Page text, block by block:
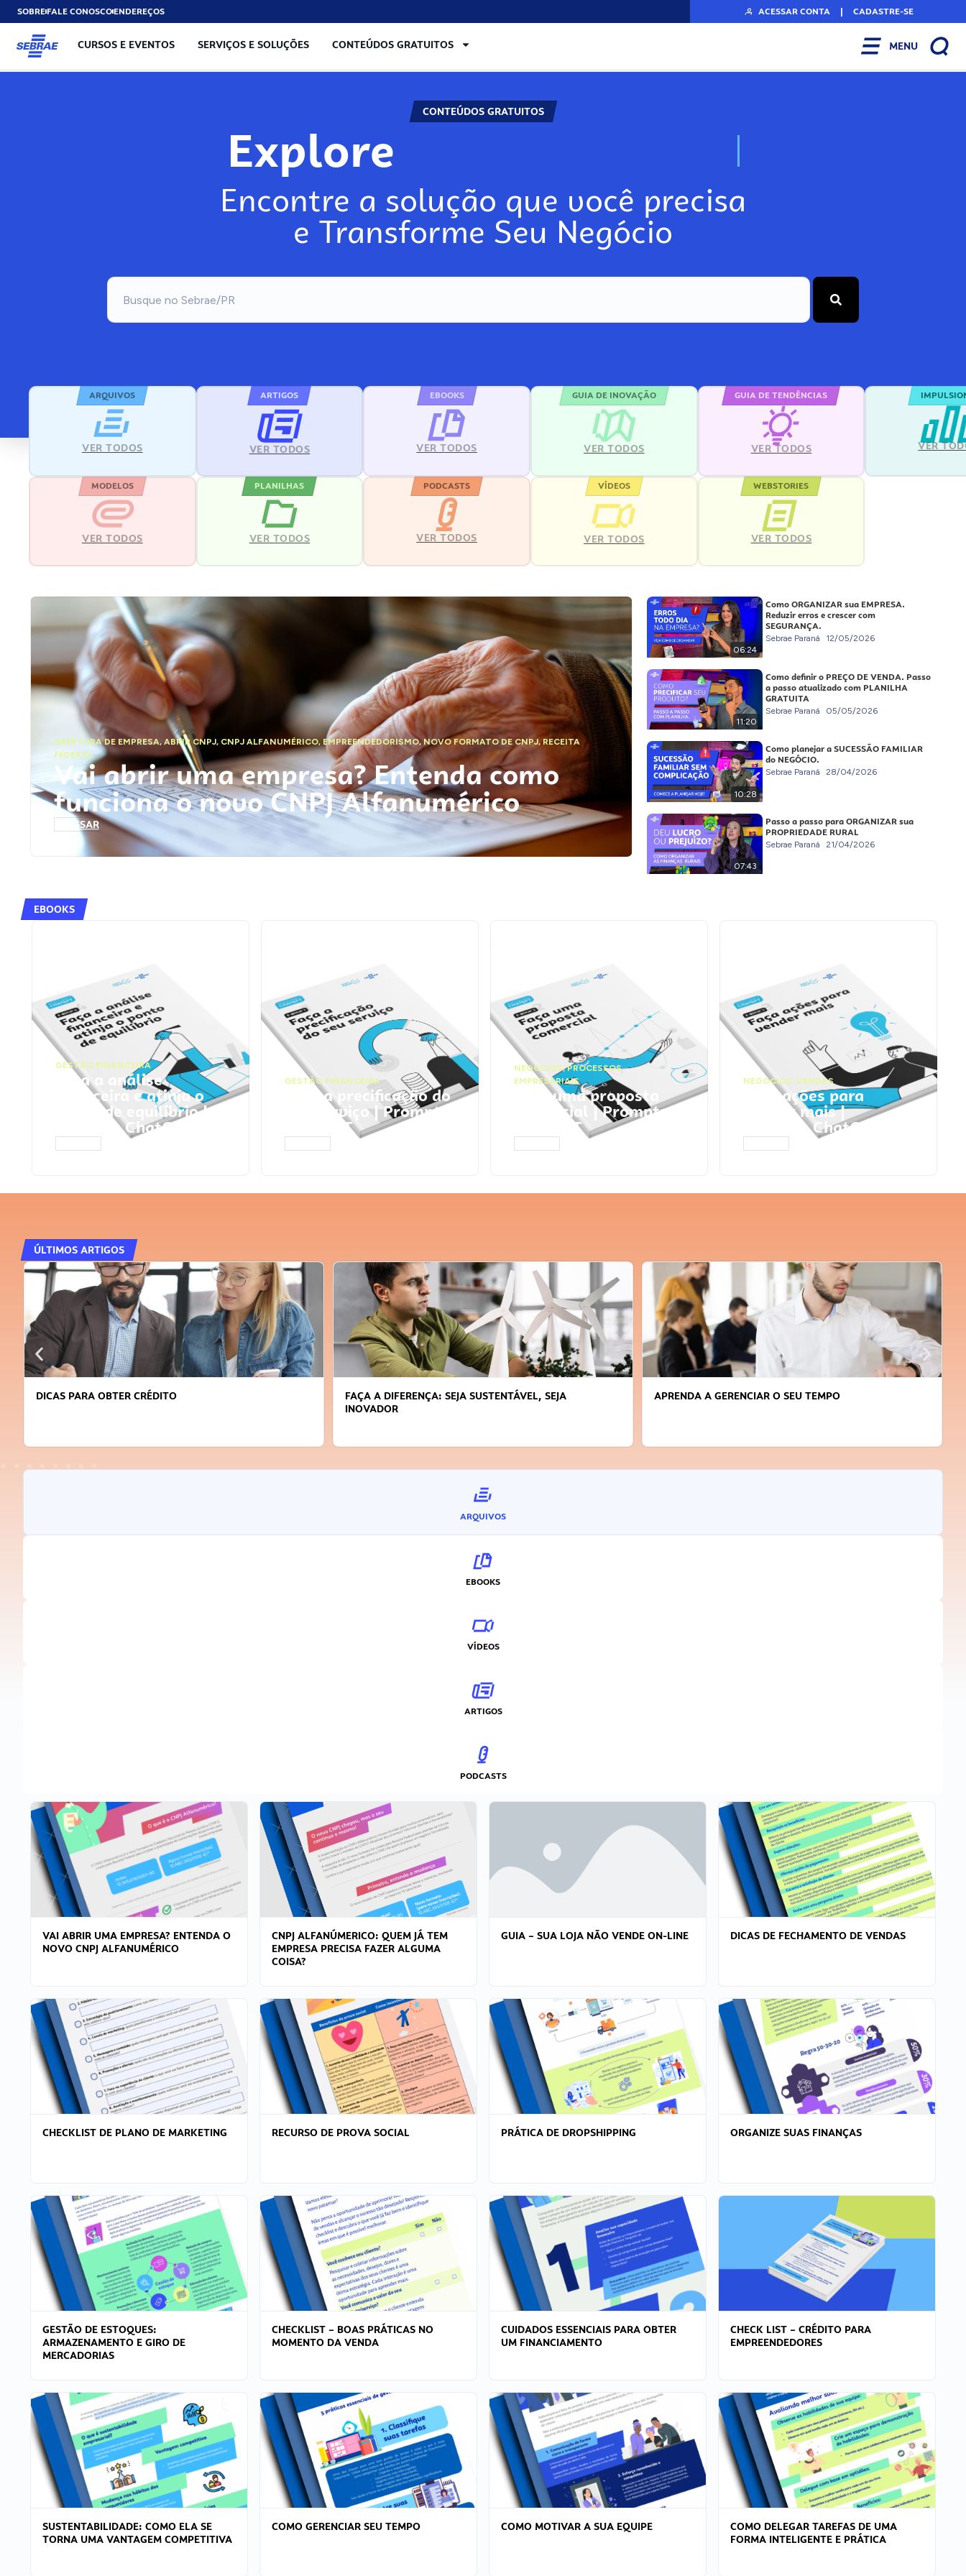
SOBREFALE CONOSCOENDEREÇOS ACESSAR CONTA | CADASTRE-SE
CURSOS E EVENTOS SERVIÇOS E SOLUÇÕES CONTEÚDOS GRATUITOS MENU
CONTEÚDOS GRATUITOS
Explore N
Encontre a solução que você precisa
e Transforme Seu Negócio
ARQUIVOS
VER TODOS
ARTIGOS
VER TODOS
EBOOKS
VER TODOS
GUIA DE INOVAÇÃO
VER TODOS
GUIA DE TENDÊNCIAS
VER TODOS VER
MODELOS
VER TODOS
PLANILHAS
VER TODOS
PODCASTS
VER TODOS
VÍDEOS
VER TODOS
WEBSTORIES
VER TODOS
ABERTURA DE EMPRESA,ABRIR CNPJ, CNPJ ALFANUMÉRICO, EMPREENDEDORISMO,NOVO FORMATO DE CNPJ,RECEITA
FEDERAL
Vai abrir uma empresa? Entenda como
funciona o novo CNPJ Alfanumérico
ACESSAR
06:24
Como ORGANIZAR sua EMPRESA.
Reduzir erros e crescer com
SEGURANÇA.
Sebrae Paraná 12/05/2026
11:20
Como definir o PREÇO DE VENDA. Passo
a passo atualizado com PLANILHA
GRATUITA
Sebrae Paraná 05/05/2026
10:28
Como planejar a SUCESSÃO FAMILIAR
do NEGÓCIO.
Sebrae Paraná 28/04/2026
07:43
Passo a passo para ORGANIZAR sua
PROPRIEDADE RURAL
Sebrae Paraná 21/04/2026
EBOOKS
GESTÃO FINANCEIRA
Faça a análise
financeira e atinja o
ponto de equilíbrio |
Prompts ChatGPT
GESTÃO FINANCEIRA
Faça a precificação do
seu serviço | Prompts
ChatGPT
NEGÓCIOS,PROCESSOS
EMPRESARIAIS
Faça uma proposta
comercial | Prompts
ChatGPT
NEGÓCIOS, VENDAS
Faça ações para
vender mais |
Prompts ChatGPT
ÚLTIMOS ARTIGOS
DICAS PARA OBTER CRÉDITO
FAÇA A DIFERENÇA: SEJA SUSTENTÁVEL, SEJA
INOVADOR
APRENDA A GERENCIAR O SEU TEMPO
ARQUIVOS
EBOOKS
VÍDEOS
ARTIGOS
PODCASTS
VAI ABRIR UMA EMPRESA? ENTENDA O
NOVO CNPJ ALFANUMÉRICO
CNPJ ALFANÚMERICO: QUEM JÁ TEM
EMPRESA PRECISA FAZER ALGUMA
COISA?
GUIA – SUA LOJA NÃO VENDE ON-LINE DICAS DE FECHAMENTO DE VENDAS
CHECKLIST DE PLANO DE MARKETING RECURSO DE PROVA SOCIAL PRÁTICA DE DROPSHIPPING ORGANIZE SUAS FINANÇAS
GESTÃO DE ESTOQUES:
ARMAZENAMENTO E GIRO DE
MERCADORIAS
CHECKLIST – BOAS PRÁTICAS NO
MOMENTO DA VENDA
CUIDADOS ESSENCIAIS PARA OBTER
UM FINANCIAMENTO
CHECK LIST – CRÉDITO PARA
EMPREENDEDORES
SUSTENTABILIDADE: COMO ELA SE
TORNA UMA VANTAGEM COMPETITIVA
COMO GERENCIAR SEU TEMPO COMO MOTIVAR A SUA EQUIPE
COMO DELEGAR TAREFAS DE UMA
FORMA INTELIGENTE E PRÁTICA